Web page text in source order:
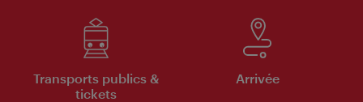
Transports publics &
tickets
Arrivée